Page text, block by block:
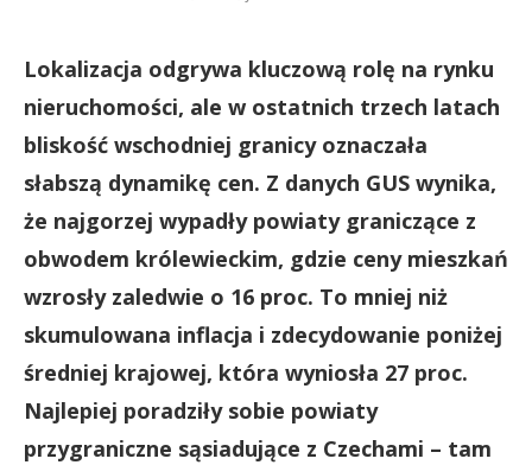
Lokalizacja odgrywa kluczową rolę na rynku
nieruchomości, ale w ostatnich trzech latach
bliskość wschodniej granicy oznaczała
słabszą dynamikę cen. Z danych GUS wynika,
że najgorzej wypadły powiaty graniczące z
obwodem królewieckim, gdzie ceny mieszkań
wzrosły zaledwie o 16 proc. To mniej niż
skumulowana inflacja i zdecydowanie poniżej
średniej krajowej, która wyniosła 27 proc.
Najlepiej poradziły sobie powiaty
przygraniczne sąsiadujące z Czechami – tam